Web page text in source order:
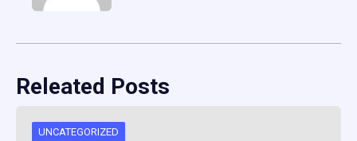
Releated Posts
UNCATEGORIZED